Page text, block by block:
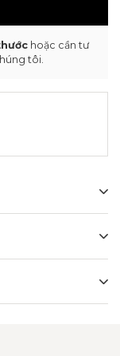
hoặc cần tư
tôi.